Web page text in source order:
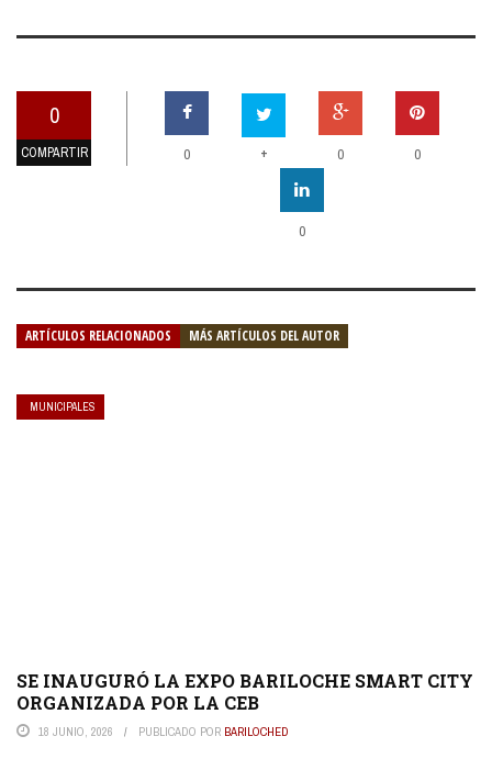
0
COMPARTIR 0 + 0 0
0
ARTÍCULOS RELACIONADOS MÁS ARTÍCULOS DEL AUTOR
MUNICIPALES
SE INAUGURÓ LA EXPO BARILOCHE SMART CITY
ORGANIZADA POR LA CEB
18 JUNIO, 2026 PUBLICADO POR BARILOCHED